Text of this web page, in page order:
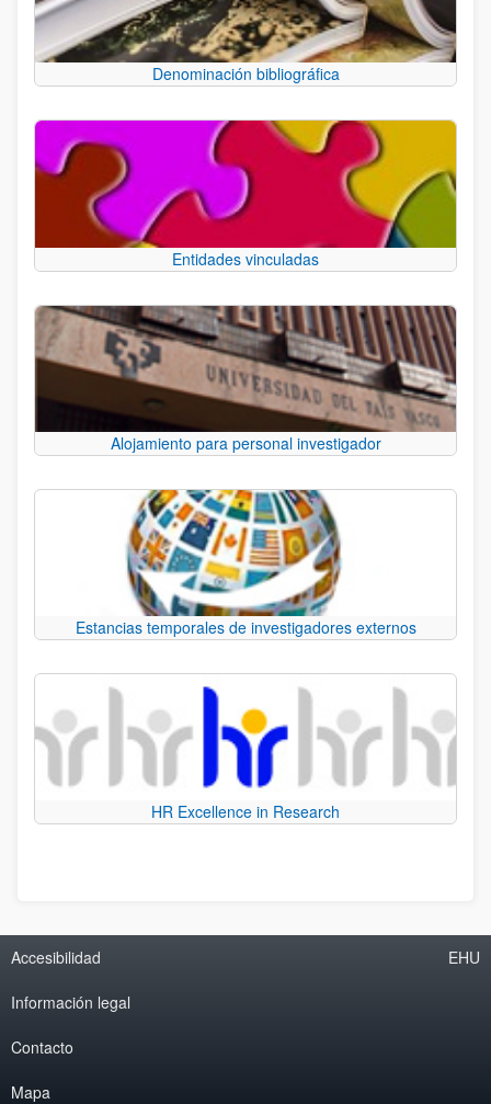
Denominación bibliográfica
Entidades vinculadas
Alojamiento para personal investigador
Estancias temporales de investigadores externos
HR Excellence in Research
Accesibilidad
Información legal
Contacto
Mapa
EHU